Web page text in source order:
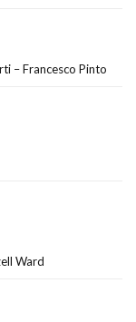
– Francesco Pinto
Ward